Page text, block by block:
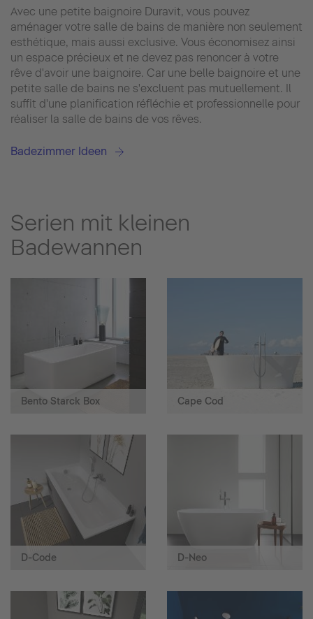
Avec une petite baignoire Duravit, vous pouvez
aménager votre salle de bains de manière non seulement
esthétique, mais aussi exclusive. Vous économisez ainsi
un espace précieux et ne devez pas renoncer à votre
rêve d'avoir une baignoire. Car une belle baignoire et une
petite salle de bains ne s'excluent pas mutuellement. Il
suffit d'une planification réfléchie et professionnelle pour
réaliser la salle de bains de vos rêves.
Badezimmer Ideen
Serien mit kleinen
Badewannen
Bento Starck Box Cape Cod
D-Code D-Neo